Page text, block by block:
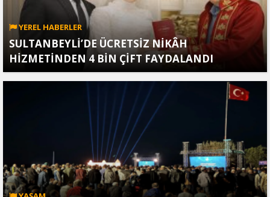
YEREL HABERLER
SULTANBEYLİ’DE ÜCRETSİZ NİKÂH
HİZMETİNDEN 4 BİN ÇİFT FAYDALANDI